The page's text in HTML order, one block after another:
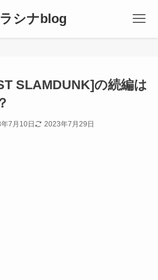
シナblog
SLAMDUNK]の続編は
7月10日 2023年7月29日